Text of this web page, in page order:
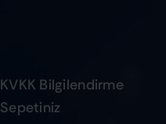
KVKK Bilgilendirme
Sepetiniz